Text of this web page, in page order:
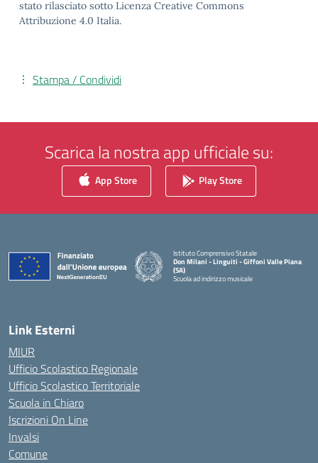
stato rilasciato sotto Licenza Creative Commons
Attribuzione 4.0 Italia.
Stampa / Condividi
Scarica la nostra app ufficiale su:
App Store Play Store
Istituto Comprensivo Statale
Don Milani - Linguiti - Giffoni Valle Piana
(SA)
Scuola ad indirizzo musicale
Link Esterni
MIUR
Ufficio Scolastico Regionale
Ufficio Scolastico Territoriale
Scuola in Chiaro
Iscrizioni On Line
Invalsi
Comune